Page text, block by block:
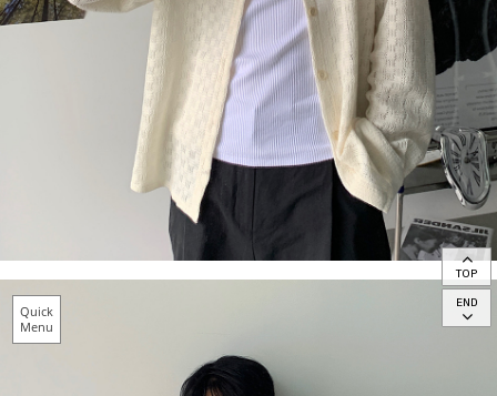
Quick
Menu
TOP
END